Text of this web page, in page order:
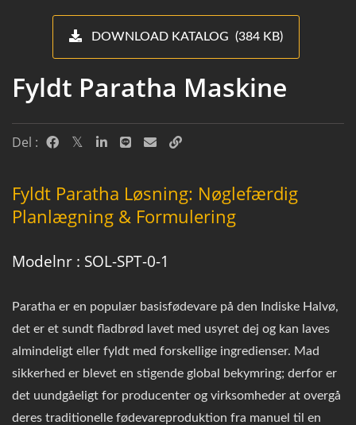
DOWNLOAD KATALOG (384 KB)
Fyldt Paratha Maskine
Del :
Fyldt Paratha Løsning: Nøglefærdig
Planlægning & Formulering
Modelnr : SOL-SPT-0-1
Paratha er en populær basisfødevare på den Indiske Halvø,
det er et sundt fladbrød lavet med usyret dej og kan laves
almindeligt eller fyldt med forskellige ingredienser. Mad
sikkerhed er blevet en stigende global bekymring; derfor er
det uundgåeligt for producenter og virksomheder at overgå
deres traditionelle fødevareproduktion fra manuel til en